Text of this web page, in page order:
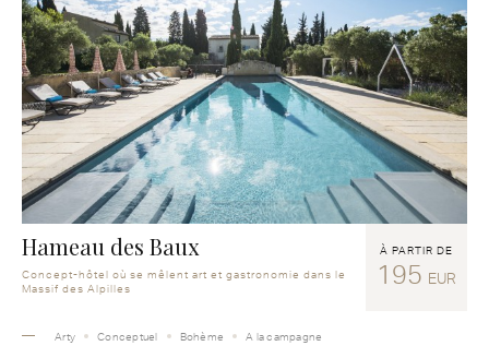
Hameau des Baux
Concept-hôtel où se mêlent art et gastronomie dans le
Massif des Alpilles
À PARTIR DE
195 EUR
Arty Conceptuel Bohème A la campagne